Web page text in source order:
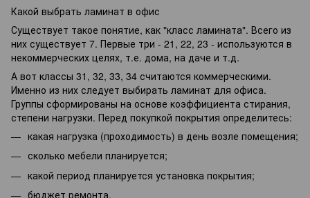
Какой выбрать ламинат в офис
Существует такое понятие, как "класс ламината". Всего из
них существует 7. Первые три - 21, 22, 23 - используются в
некоммерческих целях, т.е. дома, на даче и т.д.
А вот классы 31, 32, 33, 34 считаются коммерческими.
Именно из них следует выбирать ламинат для офиса.
Группы сформированы на основе коэффициента стирания,
степени нагрузки. Перед покупкой покрытия определитесь:
какая нагрузка (проходимость) в день возле помещения;
сколько мебели планируется;
какой период планируется установка покрытия;
бюджет ремонта.